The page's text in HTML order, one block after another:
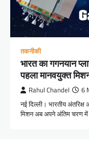
तकनीकी
भारत का गगनयान
पहला मानवयुक्त
Rahul Chandel 6
नई दिल्ली। भारतीय
मिशन अब अपने अंतिम चरण